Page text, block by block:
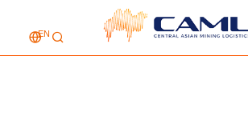
EN
НҮҮР ХУУДАС